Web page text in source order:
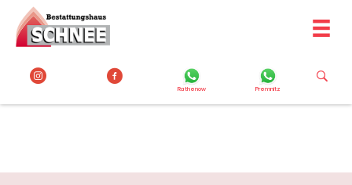
Inhalt
springen
Rathenow Premnitz